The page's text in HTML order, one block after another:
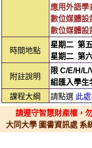
應用外語學
數位媒體設
數位媒體設
時間地點
星期二 第
星期二 第
附註說明
限 C/E/H/
組匯入學生
課程大綱
請點選 此處
請遵守智慧財產權，
大同大學 圖書資訊處